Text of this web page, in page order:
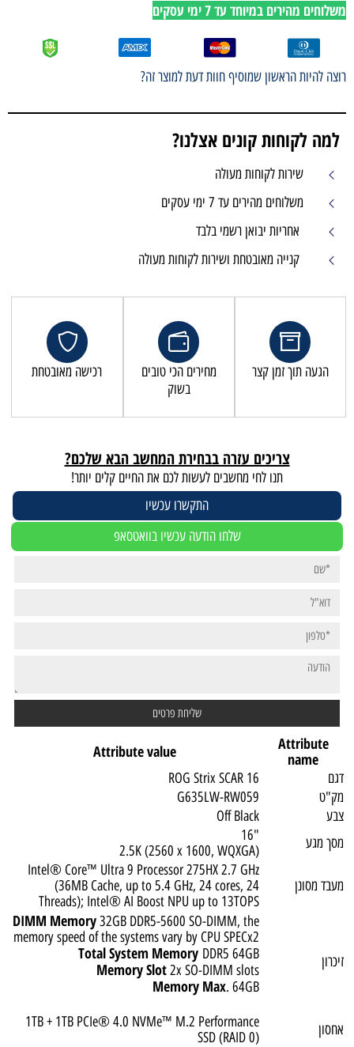
משלוחים מהירים במיוחד עד 7 ימי עסקים
רוצה להיות הראשון שמוסיף חוות דעת למוצר זה?
למה לקוחות קונים אצלנו?
שירות לקוחות מעולה
משלוחים מהירים עד 7 ימי עסקים
אחריות יבואן רשמי בלבד
קנייה מאובטחת ושירות לקוחות מעולה
הגעה תוך זמן קצר
מחירים הכי טובים
בשוק
רכישה מאובטחת
צריכים עזרה בבחירת המחשב הבא שלכם?
תנו לחי מחשבים לעשות לכם את החיים קלים יותר!
התקשרו עכשיו
שלחו הודעה עכשיו בוואטסאפ
Attribute
name
Attribute value
דגם
ROG Strix SCAR 16
מק"ט
G635LW-RW059
צבע
Off Black
מסך מגע
"16
2.5K (2560 x 1600, WQXGA)
מעבד מסונן
Intel® Core™ Ultra 9 Processor 275HX 2.7 GHz
(36MB Cache, up to 5.4 GHz, 24 cores, 24
Threads); Intel® AI Boost NPU up to 13TOPS
זיכרון
DIMM Memory32GB DDR5-5600 SO-DIMM, the
memory speed of the systems vary by CPU SPECx2
Total System Memory DDR5 64GB
Memory Slot2x SO-DIMM slots
Memory Max. 64GB
אחסון
1TB + 1TB PCIe® 4.0 NVMe™ M.2 Performance
SSD (RAID 0)